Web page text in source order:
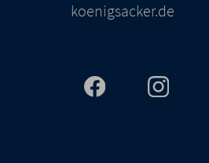
koenigsacker.de